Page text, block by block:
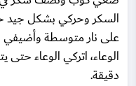
السكر وحركي بشكل جيد
على نار متوسطة
دقيقة.